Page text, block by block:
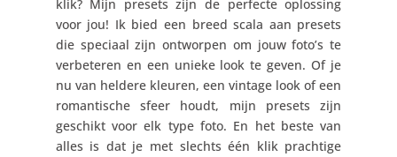
klik? Mijn presets zijn de perfecte oplossing
voor jou! Ik bied een breed scala aan presets
die speciaal zijn ontworpen om jouw foto’s te
verbeteren en een unieke look te geven. Of je
nu van heldere kleuren, een vintage look of een
romantische sfeer houdt, mijn presets zijn
geschikt voor elk type foto. En het beste van
alles is dat je met slechts één klik prachtige